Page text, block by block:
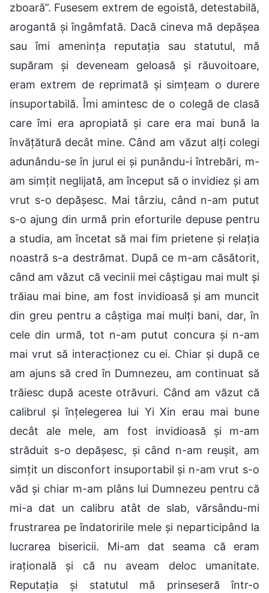
zboară”. Fusesem extrem de egoistă, detestabilă,
arogantă și îngâmfată. Dacă cineva mă depășea
sau îmi amenința reputația sau statutul, mă
supăram și deveneam geloasă și răuvoitoare,
eram extrem de reprimată și simțeam o durere
insuportabilă. Îmi amintesc de o colegă de clasă
care îmi era apropiată și care era mai bună la
învățătură decât mine. Când am văzut alți colegi
adunându-se în jurul ei și punându-i întrebări, m-
am simțit neglijată, am început să o invidiez și am
vrut s-o depășesc. Mai târziu, când n-am putut
s-o ajung din urmă prin eforturile depuse pentru
a studia, am încetat să mai fim prietene și relația
noastră s-a destrămat. După ce m-am căsătorit,
când am văzut că vecinii mei câștigau mai mult și
trăiau mai bine, am fost invidioasă și am muncit
din greu pentru a câștiga mai mulți bani, dar, în
cele din urmă, tot n-am putut concura și n-am
mai vrut să interacționez cu ei. Chiar și după ce
am ajuns să cred în Dumnezeu, am continuat să
trăiesc după aceste otrăvuri. Când am văzut că
calibrul și înțelegerea lui Yi Xin erau mai bune
decât ale mele, am fost invidioasă și m-am
străduit s-o depășesc, și când n-am reușit, am
simțit un disconfort insuportabil și n-am vrut s-o
văd și chiar m-am plâns lui Dumnezeu pentru că
mi-a dat un calibru atât de slab, vărsându-mi
frustrarea pe îndatoririle mele și neparticipând la
lucrarea bisericii. Mi-am dat seama că eram
irațională și că nu aveam deloc umanitate.
Reputația și statutul mă prinseseră într-o